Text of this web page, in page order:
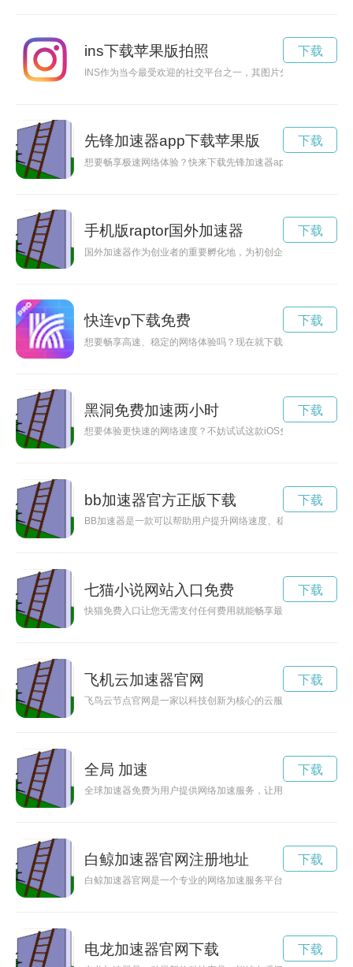
ins下载苹果版拍照
INS作为当今最受欢迎的社交平台之一，其图片分享功能备受
下载
先锋加速器app下载苹果版
想要畅享极速网络体验？快来下载先锋加速器app，让你告别卡
下载
手机版raptor国外加速器
国外加速器作为创业者的重要孵化地，为初创企业提供资金、
下载
快连vp下载免费
想要畅享高速、稳定的网络体验吗？现在就下载快连免费版，让
下载
黑洞免费加速两小时
想要体验更快速的网络速度？不妨试试这款iOS免费加速器，让
下载
bb加速器官方正版下载
BB加速器是一款可以帮助用户提升网络速度、稳定网络连接的
下载
七猫小说网站入口免费
快猫免费入口让您无需支付任何费用就能畅享最新、高清的视
下载
飞机云加速器官网
飞鸟云节点官网是一家以科技创新为核心的云服务平台，提供
下载
全局 加速
全球加速器免费为用户提供网络加速服务，让用户畅享高速稳定
下载
白鲸加速器官网注册地址
白鲸加速器官网是一个专业的网络加速服务平台，致力于为用
下载
电龙加速器官网下载 下载